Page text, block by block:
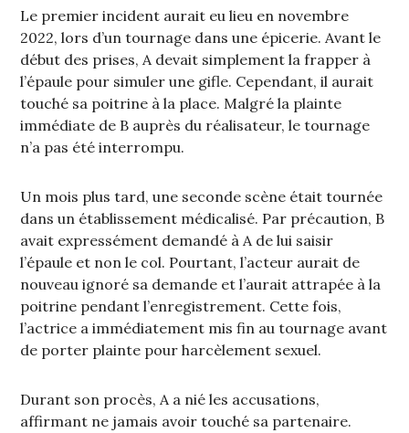
Le premier incident aurait eu lieu en novembre
2022, lors d’un tournage dans une épicerie. Avant le
début des prises, A devait simplement la frapper à
l’épaule pour simuler une gifle. Cependant, il aurait
touché sa poitrine à la place. Malgré la plainte
immédiate de B auprès du réalisateur, le tournage
n’a pas été interrompu.
Un mois plus tard, une seconde scène était tournée
dans un établissement médicalisé. Par précaution, B
avait expressément demandé à A de lui saisir
l’épaule et non le col. Pourtant, l’acteur aurait de
nouveau ignoré sa demande et l’aurait attrapée à la
poitrine pendant l’enregistrement. Cette fois,
l’actrice a immédiatement mis fin au tournage avant
de porter plainte pour harcèlement sexuel.
Durant son procès, A a nié les accusations,
affirmant ne jamais avoir touché sa partenaire.